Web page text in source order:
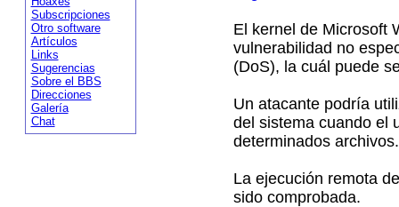
Subscripciones
Otro software
Artículos
Links
Sugerencias
Sobre el BBS
Direcciones
Galería
Chat
El kernel de Microsoft
vulnerabilidad no
(DoS), la cuál puede
Un atacante podría
del sistema cuando el
determinados archivos.
La ejecución remota
sido comprobada.